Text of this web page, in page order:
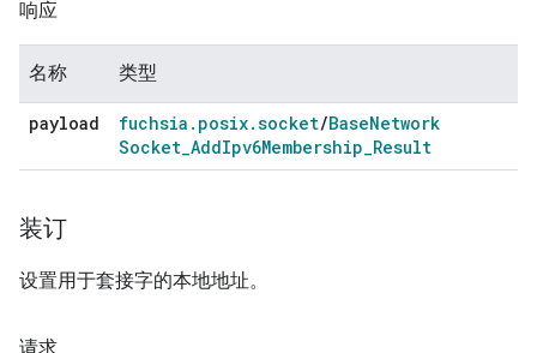
响应
名称 类型
payload fuchsia . posix.socket/BaseNetwork
Socket AddIpv6Membership Result
装订
设置用于套接字的本地地址。
请求